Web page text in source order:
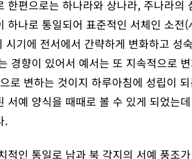
한편으로는 하나라와 상나라, 주나라
하나로 통일되어 표준적인 서체인 소
기에 전서에서 간략하게 변화하고 성
경향이 있어서 예서는 또 지속적으로
로 변하는 것이지 하루아침에 성립이
예 양식을 때때로 볼 수 있게 되었는
.
인 통일로 남과 북 각지의 서예 풍조